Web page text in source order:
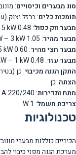
סוג מבערים וכיסויים:
תומכות כלים: ברזל יצוק
מבער ווק כפול: 0.48 kW – 5 kW (מושלם לטיגון מהיר)
מבער מהיר: 1.05 kW – 3 kW
מבער חצי מהיר: 0.60 kW – 1.75 kW
מבער עזר: 0.48 kW – 1 kW
התקן הגנה מכיבוי: כן
הצתה: כן
מתח ותדירות: 220/240 V – 50/60 Hz – 1 A
צריכת חשמל: 1 W
טכנולוגיות
הכיריים כוללות מבערי
מערכת הגנה מפני כיבוי